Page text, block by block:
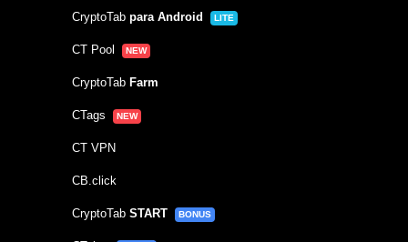
CryptoTab para Android LITE
CT Pool NEW
CryptoTab Farm
CTags NEW
CT VPN
CB.click
CryptoTab START BONUS